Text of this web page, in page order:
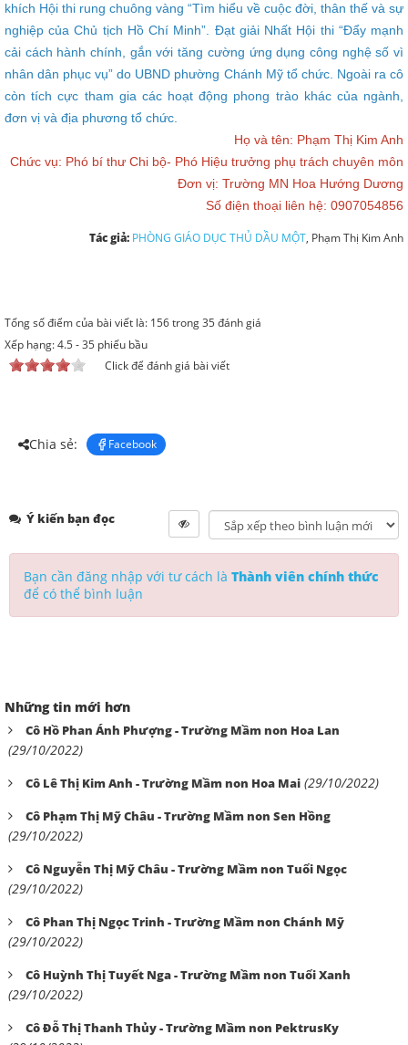
khích Hội thi rung chuông vàng “Tìm hiểu về cuộc đời, thân thế và sự
nghiệp của Chủ tịch Hồ Chí Minh”. Đạt giải Nhất Hội thi “Đẩy mạnh
cải cách hành chính, gắn với tăng cường ứng dụng công nghệ số vì
nhân dân phục vụ” do UBND phường Chánh Mỹ tổ chức. Ngoài ra cô
còn tích cực tham gia các hoạt động phong trào khác của ngành,
đơn vị và địa phương tổ chức.
Họ và tên: Phạm Thị Kim Anh
Chức vụ: Phó bí thư Chi bộ- Phó Hiệu trưởng phụ trách chuyên môn
Đơn vị: Trường MN Hoa Hướng Dương
Số điện thoại liên hệ: 0907054856
Tác giả: PHÒNG GIÁO DỤC THỦ DẦU MỘT, Phạm Thị Kim Anh
Tổng số điểm của bài viết là: 156 trong 35 đánh giá
Xếp hạng:4.5-35 phiếu bầu
Click để đánh giá bài viết
Chia sẻ: Facebook
Ý kiến bạn đọc
Bạn cần đăng nhập với tư cách là Thành viên chính thức
để có thể bình luận
Những tin mới hơn
Cô Hồ Phan Ánh Phượng - Trường Mầm non Hoa Lan
(29/10/2022)
Cô Lê Thị Kim Anh - Trường Mầm non Hoa Mai (29/10/2022)
Cô Phạm Thị Mỹ Châu - Trường Mầm non Sen Hồng
(29/10/2022)
Cô Nguyễn Thị Mỹ Châu - Trường Mầm non Tuổi Ngọc
(29/10/2022)
Cô Phan Thị Ngọc Trinh - Trường Mầm non Chánh Mỹ
(29/10/2022)
Cô Huỳnh Thị Tuyết Nga - Trường Mầm non Tuổi Xanh
(29/10/2022)
Cô Đỗ Thị Thanh Thủy - Trường Mầm non PektrusKy